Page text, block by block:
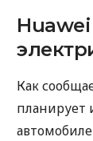
Как
планирует